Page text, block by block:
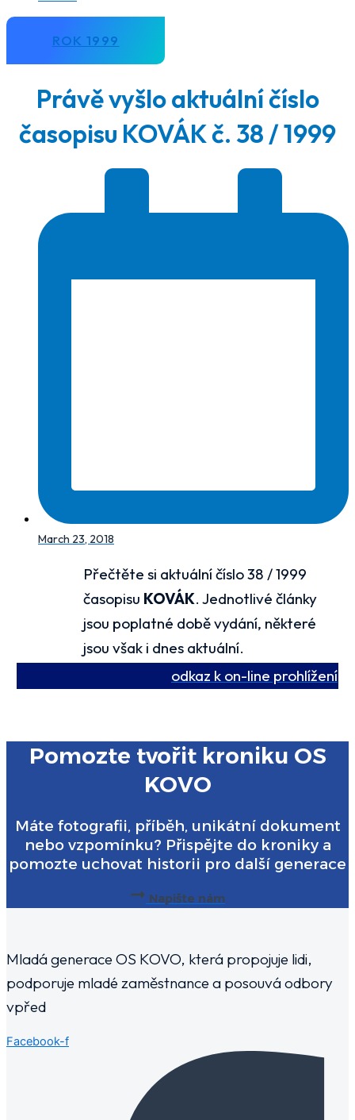
ROK 1999
Právě vyšlo aktuální číslo
časopisu KOVÁK č. 38 / 1999
March 23, 2018
Přečtěte si aktuální číslo 38 / 1999
časopisu KOVÁK. Jednotlivé články
jsou poplatné době vydání, některé
jsou však i dnes aktuální.
odkaz k on-line prohlížení
Pomozte tvořit kroniku OS
KOVO
Máte fotografii, příběh, unikátní dokument
nebo vzpomínku? Přispějte do kroniky a
pomozte uchovat historii pro další generace
Napište nám
Mladá generace OS KOVO, která propojuje lidi,
podporuje mladé zaměstnance a posouvá odbory
vpřed
Facebook-f